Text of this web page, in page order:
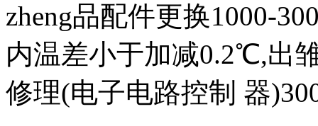
zheng品配件更换1000-
内温差小于加减0.2℃,出
修理(电子电路控制 器